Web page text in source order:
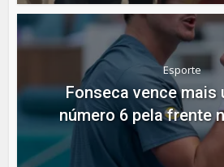
Esporte
Fonseca vence mais
número 6 pela frente